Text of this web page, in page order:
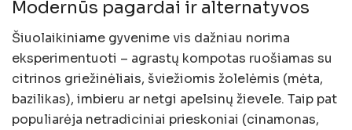
Modernūs pagardai ir alternatyvos
Šiuolaikiniame gyvenime vis dažniau norima
eksperimentuoti – agrastų kompotas ruošiamas su
citrinos griežinėliais, šviežiomis žolelėmis (mėta,
bazilikas), imbieru ar netgi apelsinų žievele. Taip pat
populiarėja netradiciniai prieskoniai (cinamonas,